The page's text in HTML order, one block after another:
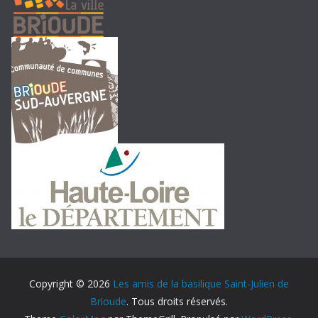
Copyright © 2026 Les amis de la basilique Saint-Julien de
Brioude. Tous droits réservés.